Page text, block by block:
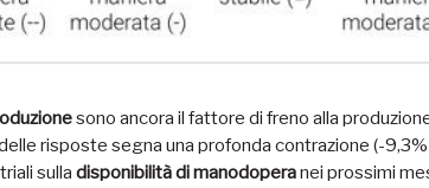
sono ancora il fattore di freno alla
risposte segna una profonda contrazione (-
sulla disponibilità di manodoperanei prossimi